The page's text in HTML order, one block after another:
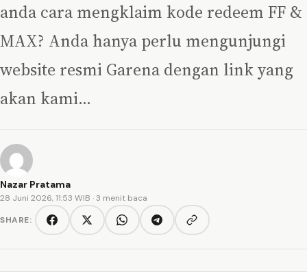
anda cara mengklaim kode redeem FF &
MAX? Anda hanya perlu mengunjungi
website resmi Garena dengan link yang
akan kami…
Nazar Pratama
28 Juni 2026, 11:53 WIB · 3 menit baca
SHARE:
FacebookTwitter/XWhatsAppTelegramCopy link